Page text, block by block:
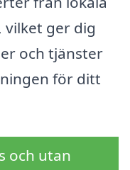
vilket ger dig
och tjänster
för ditt
och utan